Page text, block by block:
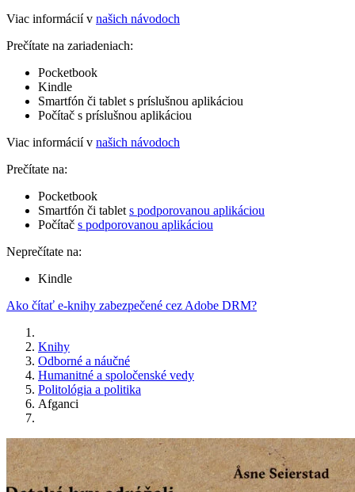
Viac informácií v našich návodoch
Prečítate na zariadeniach:
Pocketbook
Kindle
Smartfón či tablet s príslušnou aplikáciou
Počítač s príslušnou aplikáciou
Viac informácií v našich návodoch
Prečítate na:
Pocketbook
Smartfón či tablet s podporovanou aplikáciou
Počítač s podporovanou aplikáciou
Neprečítate na:
Kindle
Ako čítať e-knihy zabezpečené cez Adobe DRM?
Knihy
Odborné a náučné
Humanitné a spoločenské vedy
Politológia a politika
Afganci